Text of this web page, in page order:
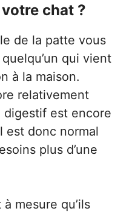
votre chat ?
de la patte vous
qui vient
à la maison.
relativement
digestif est encore
est donc normal
plus d’une
mesure qu’ils